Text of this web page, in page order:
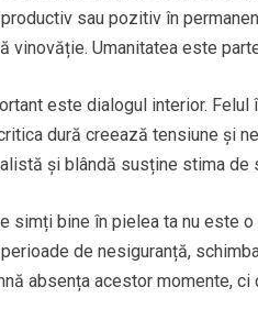
sau pozitiv în
vinovăție. Umanitatea este
este dialogul interior.
dură creează tensiune și
și blândă susține stima de
simți bine în pielea ta nu este
de nesiguranță,
absența acestor momente,